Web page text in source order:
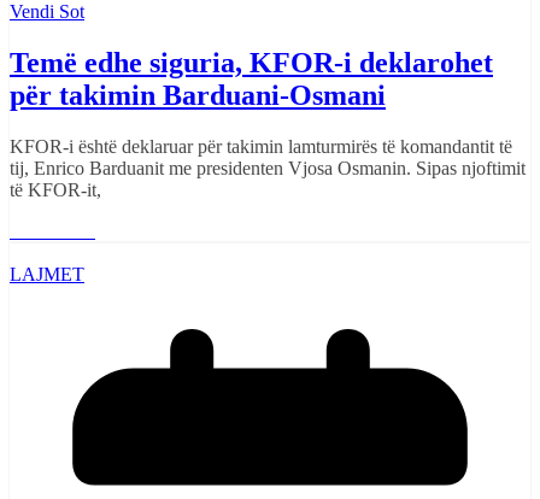
Vendi Sot
Temë edhe siguria, KFOR-i deklarohet
për takimin Barduani-Osmani
KFOR-i është deklaruar për takimin lamturmirës të komandantit të
tij, Enrico Barduanit me presidenten Vjosa Osmanin. Sipas njoftimit
të KFOR-it,
LAJMET